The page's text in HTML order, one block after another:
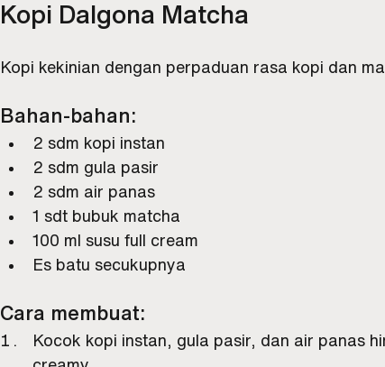
Kopi Dalgona Matcha
Kopi kekinian dengan perpaduan rasa kopi dan
Bahan-bahan:
2 sdm kopi instan
2 sdm gula pasir
2 sdm air panas
1 sdt bubuk matcha
100 ml susu full cream
Es batu secukupnya
Cara membuat:
Kocok kopi instan, gula pasir, dan air panas